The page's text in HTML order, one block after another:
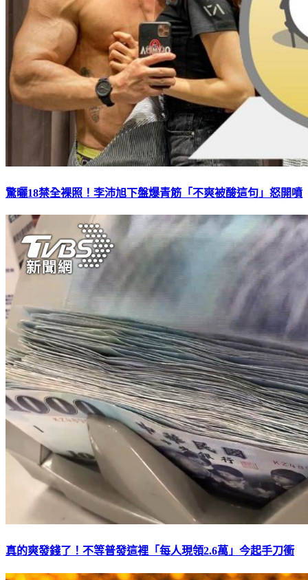
驚曬18禁全裸照！李沛旭下盤爆青筋「不爽被酸這句」怒開噴
真的爽發錢了！不等普發這裡「每人現領2.6萬」今起手刀衝